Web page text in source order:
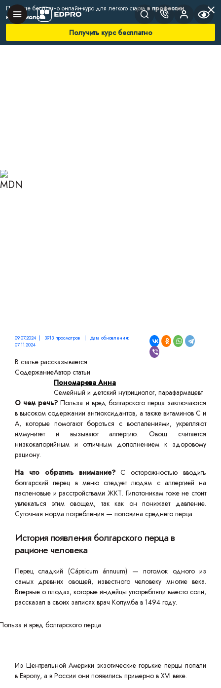
Получите бесплатно онлайн-курс для легкого стартав профессии
нутрициолога
Получить курс бесплатно
09.07.2024 | 3913 просмотров | Дата обновления:
07.11.2024
В статье рассказывается:
СодержаниеАвтор статьи
Пономарева Анна
Семейный и детский нутрициолог, парафармацевт
О чем речь? Польза и вред болгарского перца заключаются
в высоком содержании антиоксидантов, а также витаминов С и
А, которые помогают бороться с воспалениями, укрепляют
иммунитет и вызывают аллергию. Овощ считается
низкокалорийным и отличным дополнением к здоровому
рациону.
На что обратить внимание?С осторожностью вводить
болгарский перец в меню следует людям с аллергией на
пасленовые и расстройствами ЖКТ. Гипотоникам тоже не стоит
увлекаться этим овощем, так как он понижает давление.
Суточная норма потребления — половина среднего перца.
История появления болгарского перца в
рационе человека
Перец сладкий (Cápsicum ánnuum) — потомок одного из
самых древних овощей, известного человеку многие века.
Впервые о плодах, которые индейцы употребляли вместо соли,
рассказал в своих записях врач Колумба в 1494 году.
Из Центральной Америки экзотические горькие перцы попали
в Европу, а в России они появились примерно в XVI веке.